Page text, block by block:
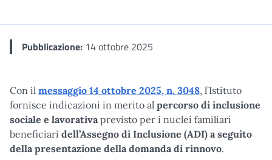
Pubblicazione: 14 ottobre 2025
Con il messaggio 14 ottobre 2025, n. 3048, l’Istituto
fornisce indicazioni in merito al percorso di inclusione
sociale e lavorativa previsto per i nuclei familiari
beneficiari dell’Assegno di Inclusione (ADI) a seguito
della presentazione della domanda di rinnovo.